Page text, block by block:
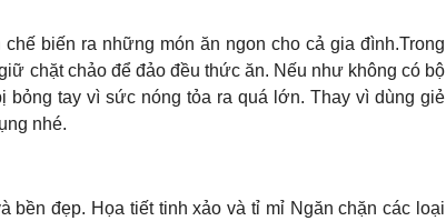
biến ra những món ăn ngon cho cả gia đình.Trong
chặt chảo để đảo đều thức ăn. Nếu như không có bộ
bỏng tay vì sức nóng tỏa ra quá lớn. Thay vì dùng giẻ
nhé.
bền đẹp. Họa tiết tinh xảo và tỉ mỉ Ngăn chặn các loại